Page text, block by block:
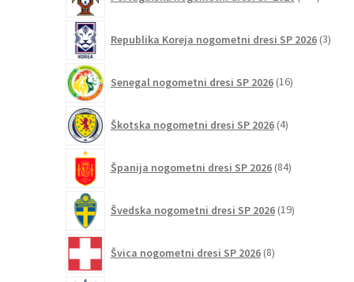
Republika Koreja nogometni dresi SP 2026 3
Senegal nogometni dresi SP 2026 16izdelkov
Škotska nogometni dresi SP 2026 4izdelki
Španija nogometni dresi SP 2026 84izdelkov
Švedska nogometni dresi SP 2026 19izdelkov
Švica nogometni dresi SP 2026 8izdelkov